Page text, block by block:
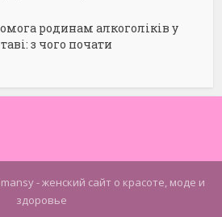
родинам алкоголіків у
з чого почати
- женский сайт о красоте, моде и
здоровье